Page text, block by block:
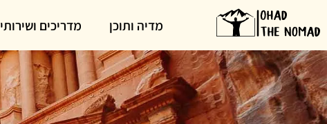
מדיה ותוכן מדריכים